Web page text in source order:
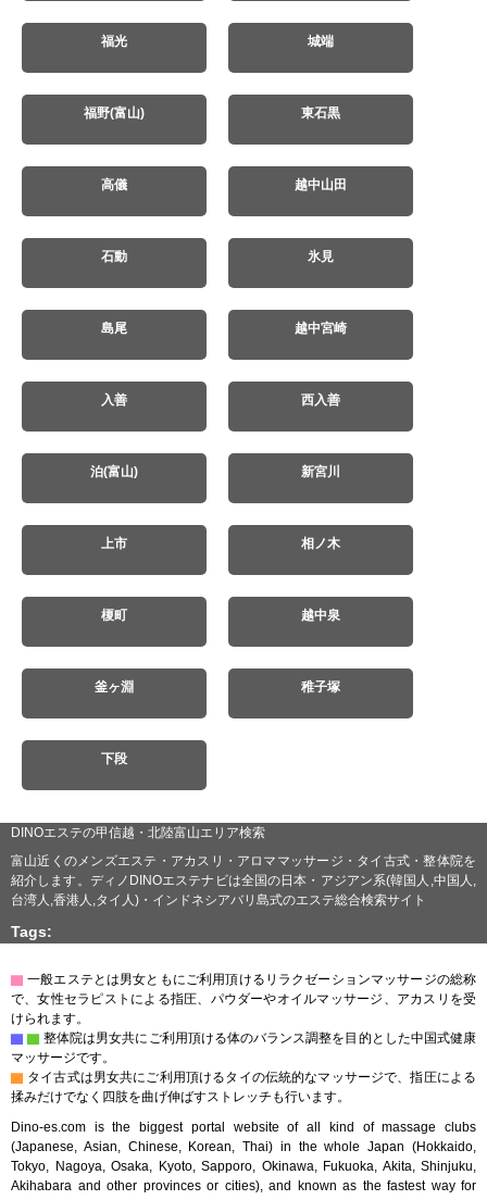
福光 城端
福野(富山) 東石黒
高儀 越中山田
石動 氷見
島尾 越中宮崎
入善 西入善
泊(富山) 新宮川
上市 相ノ木
榎町 越中泉
釜ヶ淵 稚子塚
下段
DINOエステの甲信越・北陸富山エリア検索
富山近くのメンズエステ・アカスリ・アロママッサージ・タイ古式・整体院を
紹介します。ディノDINOエステナビは全国の日本・アジアン系(韓国人,中国人,
台湾人,香港人,タイ人)・インドネシアバリ島式のエステ総合検索サイト
Tags:
▇ 一般エステとは男女ともにご利用頂けるリラクゼーションマッサージの総称
で、女性セラピストによる指圧、パウダーやオイルマッサージ、アカスリを受
けられます。
▇ ▇ 整体院は男女共にご利用頂ける体のバランス調整を目的とした中国式健康
マッサージです。
▇ タイ古式は男女共にご利用頂けるタイの伝統的なマッサージで、指圧による
揉みだけでなく四肢を曲げ伸ばすストレッチも行います。
Dino-es.com is the biggest portal website of all kind of massage clubs
(Japanese, Asian, Chinese, Korean, Thai) in the whole Japan (Hokkaido,
Tokyo, Nagoya, Osaka, Kyoto, Sapporo, Okinawa, Fukuoka, Akita, Shinjuku,
Akihabara and other provinces or cities), and known as the fastest way for